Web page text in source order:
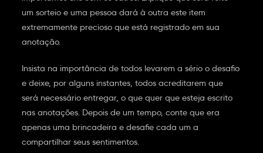
um sorteio e uma pessoa dará à outra este item
extremamente precioso que está registrado em sua
anotação.
Insista na importância de todos levarem a sério o desafio
e deixe, por alguns instantes, todos acreditarem que
será necessário entregar, o que quer que esteja escrito
nas anotações. Depois de um tempo, conte que era
apenas uma brincadeira e desafie cada um a
compartilhar seus sentimentos.